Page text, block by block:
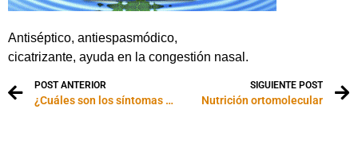
Antiséptico, antiespasmódico,
cicatrizante, ayuda en la congestión nasal.
POST ANTERIOR
¿Cuáles son los síntomas de la Hepatitis B?
SIGUIENTE POST
Nutrición ortomolecular